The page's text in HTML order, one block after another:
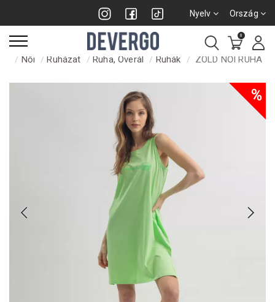
Nyelv Ország
0
Női Ruházat Ruha, Overál Ruhák ZÖLD NŐI RUHA
%